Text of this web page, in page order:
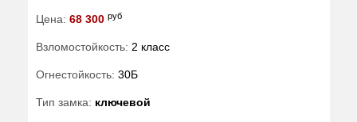
Цена: 68 300 руб
Взломостойкость: 2 класс
Огнестойкость: 30Б
Тип замка: ключевой